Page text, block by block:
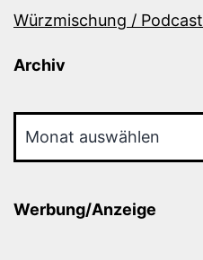
Würzmischung / Podcast
Archiv
Werbung/Anzeige